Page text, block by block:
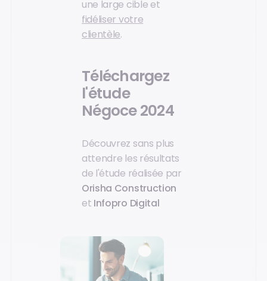
une large cible et
fidéliser votre
clientèle.
Téléchargez
l'étude
Négoce 2024
Découvrez sans plus
attendre les résultats
de l'étude réalisée par
Orisha Construction
et Infopro Digital